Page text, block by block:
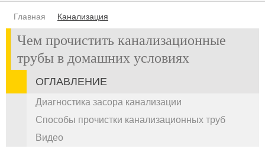
Главная Канализация
Чем прочистить канализационные
трубы в домашних условиях
ОГЛАВЛЕНИЕ
Диагностика засора канализации
Способы прочистки канализационных труб
Видео